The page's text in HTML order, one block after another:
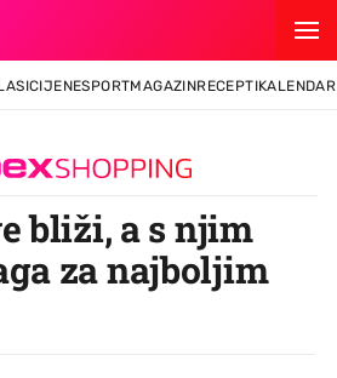
CIJENESPORTMAGAZINRECEPTIKALENDAR
bliži, a s njim
za najboljim